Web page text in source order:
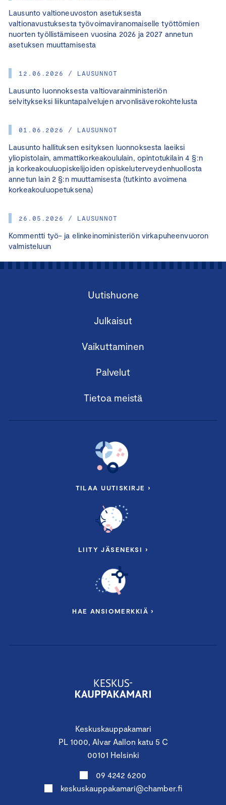
Lausunto valtioneuvoston asetuksesta
valtionavustuksesta työvoimaviranomaiselle työttömien
nuorten työllistämiseen vuosina 2026 ja 2027 annetun
asetuksen muuttamisesta
12.06.2026 / LAUSUNNOT
Lausunto luonnoksesta valtiovarainministeriön
selvitykseksi liikuntapalvelujen arvonlisäverokohtelusta
01.06.2026 / LAUSUNNOT
Lausunto hallituksen esityksen luonnoksesta laeiksi
yliopistolain, ammattikorkeakoululain, opintotukilain 4 §:n
ja korkeakouluopiskelijoiden opiskeluterveydenhuollosta
annetun lain 2 §:n muuttamisesta (tutkinto avoimena
korkeakouluopetuksena)
26.05.2026 / LAUSUNNOT
Kommentti työ- ja elinkeinoministeriön virkapuheenvuoron
valmisteluun
Keskuskauppakamari
PL 1000, Alvar Aallon katu 5 C
00101 Helsinki
09 4242 6200
keskuskauppakamari@chamber.fi
Uutishuone
Julkaisut
Vaikuttaminen
Palvelut
Tietoa meistä
TILAA UUTISKIRJE ›
LIITY JÄSENEKSI ›
HAE ANSIOMERKKIÄ ›